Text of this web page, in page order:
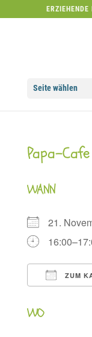
Seite wählen
Papa-Cafe
WANN
21.
ZUM
WO